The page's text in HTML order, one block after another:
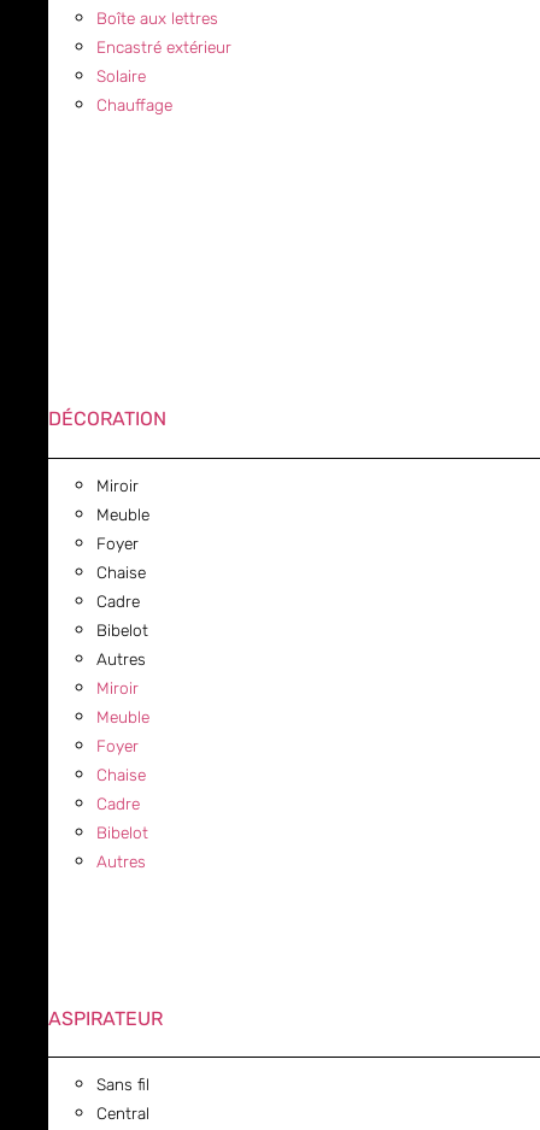
Boîte aux lettres
Encastré extérieur
Solaire
Chauffage
DÉCORATION
Miroir
Meuble
Foyer
Chaise
Cadre
Bibelot
Autres
Miroir
Meuble
Foyer
Chaise
Cadre
Bibelot
Autres
ASPIRATEUR
Sans fil
Central